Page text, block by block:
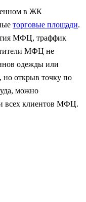
в ЖК
торговые площади.
МФЦ, траффик
МФЦ не
одежды или
но открыв точку по
можно
всех клиентов МФЦ.